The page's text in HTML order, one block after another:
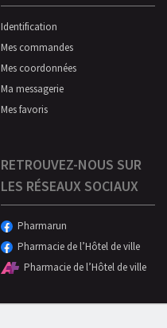
Identification
Mes commandes
Mes coordonnées
Ma messagerie
Mes favoris
RETROUVEZ-NOUS SUR
LES RÉSEAUX SOCIAUX
Pharmarun
Pharmacie de l’Hôtel de ville
Pharmacie de l’Hôtel de ville